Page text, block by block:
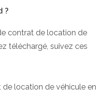
?
contrat de location de
téléchargé, suivez ces
location de véhicule en